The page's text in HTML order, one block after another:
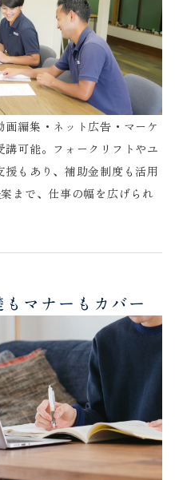
編集・ネット広告・マーケ
可能。フォークリフトやユ
援もあり、補助金制度も活用
まで、仕事の幅を広げられ
マナーもカバー